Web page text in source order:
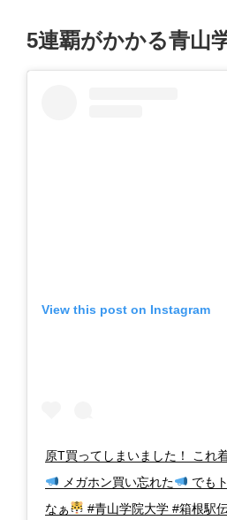
5連覇がかかる青山
View this post on Instagram
原T買ってしまいました！ これ
メガホン買い忘れた
でも
なぁ
#青山学院大学 #箱根駅